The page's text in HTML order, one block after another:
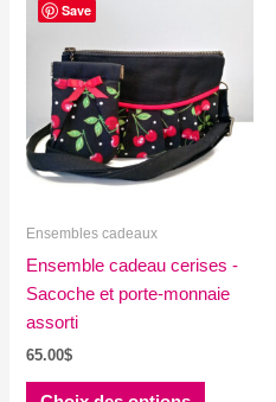
Save
Ensembles cadeaux
Ensemble cadeau cerises -
Sacoche et porte-monnaie
assorti
65.00$
Ce